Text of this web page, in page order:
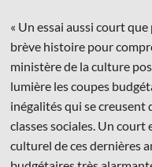
« Un essai aussi court
brève histoire pour
ministère de la culture
lumière les coupes
inégalités qui se creusent
classes sociales. Un
culturel de ces dernières